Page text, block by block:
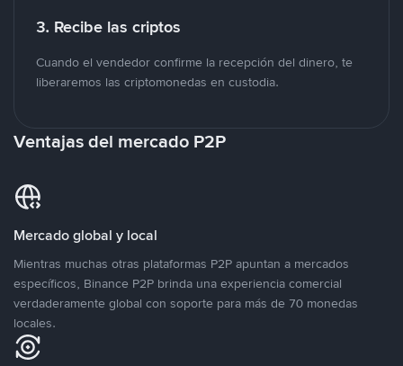
3. Recibe las criptos
Cuando el vendedor confirme la recepción del dinero, te
liberaremos las criptomonedas en custodia.
Ventajas del mercado P2P
Mercado global y local
Mientras muchas otras plataformas P2P apuntan a mercados
específicos, Binance P2P brinda una experiencia comercial
verdaderamente global con soporte para más de 70 monedas
locales.